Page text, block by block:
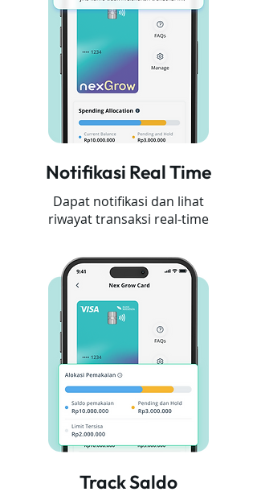
Notifikasi Real Time
Dapat notifikasi dan lihat
riwayat transaksi real-time
Track Saldo